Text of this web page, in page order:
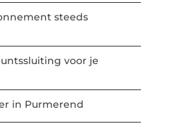
steeds
voor je
in Purmerend